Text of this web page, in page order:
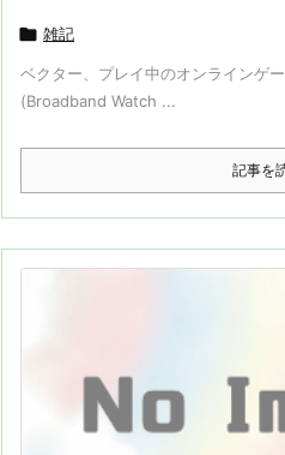
 雑記
ベクター、プレイ中のオンラインゲ
(Broadband Watch ...
記事を